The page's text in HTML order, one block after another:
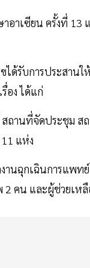
อาเซียน ครั้งที่ 13
ได้รับการประสาน
อง ได้แก่
สถานที่จัดประชุม
แห่ง
นฉุกเฉินการแพทย์
คน และผู้ช่วยเห